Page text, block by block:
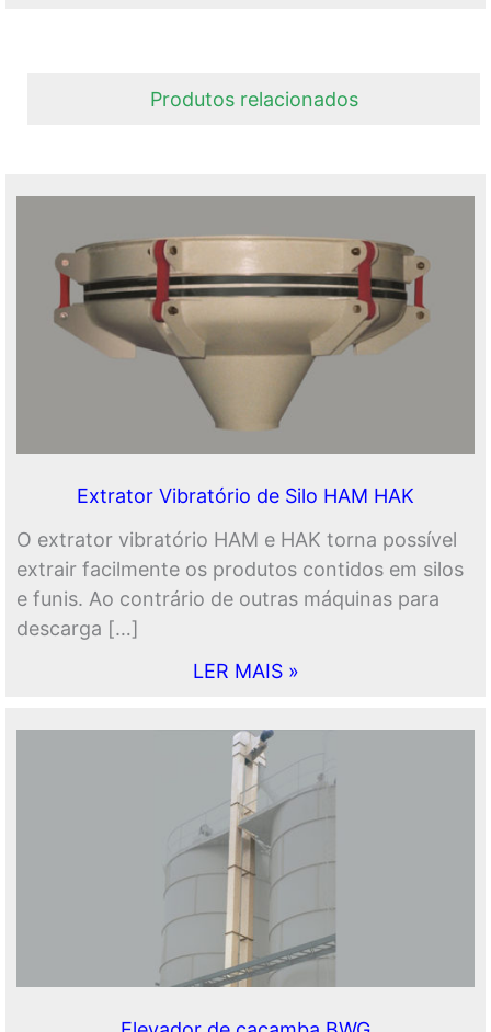
Produtos relacionados
Extrator Vibratório de Silo HAM HAK
O extrator vibratório HAM e HAK torna possível
extrair facilmente os produtos contidos em silos
e funis. Ao contrário de outras máquinas para
descarga […]
LER MAIS »